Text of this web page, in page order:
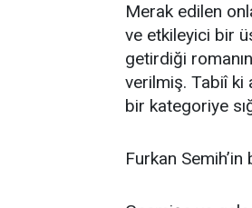
Merak edilen
ve etkileyici bir
getirdiği
verilmiş. Tabiî ki
bir kategoriye
Furkan